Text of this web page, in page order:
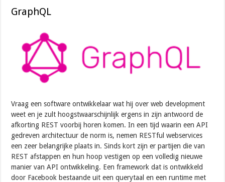
GraphQL
Vraag een software ontwikkelaar wat hij over web development
weet en je zult hoogstwaarschijnlijk ergens in zijn antwoord de
afkorting REST voorbij horen komen. In een tijd waarin een API
gedreven architectuur de norm is, nemen RESTful webservices
een zeer belangrijke plaats in. Sinds kort zijn er partijen die van
REST afstappen en hun hoop vestigen op een volledig nieuwe
manier van API ontwikkeling. Een framework dat is ontwikkeld
door Facebook bestaande uit een querytaal en een runtime met